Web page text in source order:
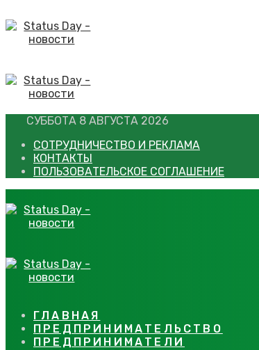
к
контенту
СУББОТА 8 АВГУСТА 2026
СОТРУДНИЧЕСТВО И РЕКЛАМА
КОНТАКТЫ
ПОЛЬЗОВАТЕЛЬСКОЕ СОГЛАШЕНИЕ
ГЛАВНАЯ
ПРЕДПРИНИМАТЕЛЬСТВО
ПРЕДПРИНИМАТЕЛИ